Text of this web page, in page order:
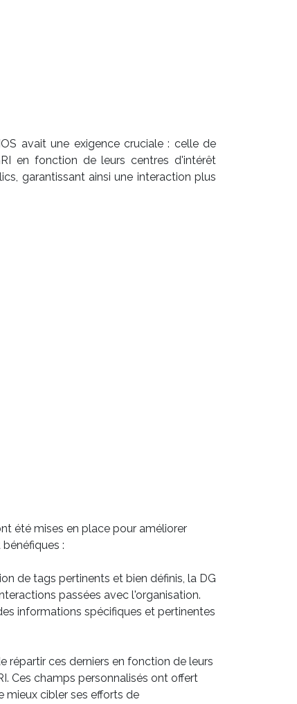
avait une exigence cruciale : celle de
en fonction de leurs centres d'intérêt
garantissant ainsi une interaction plus
été mises en place pour améliorer
:
de tags pertinents et bien définis, la DG
passées avec l'organisation.
informations spécifiques et pertinentes
répartir ces derniers en fonction de leurs
Ces champs personnalisés ont offert
mieux cibler ses efforts de